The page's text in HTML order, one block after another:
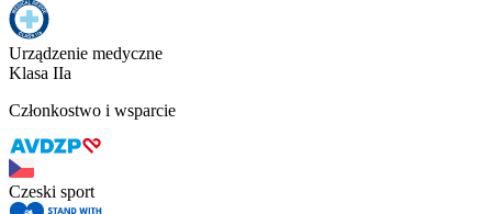
Urządzenie medyczne
Klasa IIa
Członkostwo i wsparcie
Czeski sport